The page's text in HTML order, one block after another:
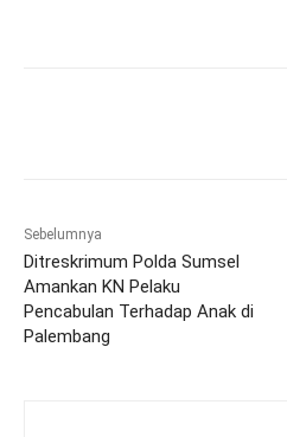
Sebelumnya
Ditreskrimum Polda Sumsel
Amankan KN Pelaku
Pencabulan Terhadap Anak di
Palembang